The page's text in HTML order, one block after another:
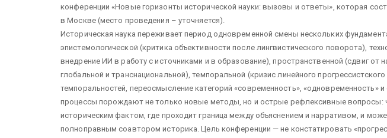
конференции «Новые горизонты исторической науки: вызовы и ответы», которая
в Москве (место проведения – уточняется).
Историческая наука переживает период одновременной смены нескольких
эпистемологической (критика объективности после лингвистического поворота),
внедрение ИИ в работу с источниками и в образование), пространственной (сдвиг от
глобальной и транснациональной), темпоральной (кризис линейного
темпоральностей, переосмысление категорий «современность», «одновременность»
процессы порождают не только новые методы, но и острые рефлексивные вопросы:
историческим фактом, где проходит граница между объяснением и нарративом, и
полноправным соавтором историка. Цель конференции — не констатировать